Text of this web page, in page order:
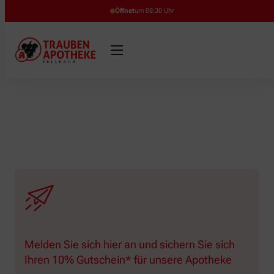
Öffnetum 08:30 Uhr
Melden Sie sich hier an und sichern Sie sich
Ihren 10% Gutschein* für unsere Apotheke